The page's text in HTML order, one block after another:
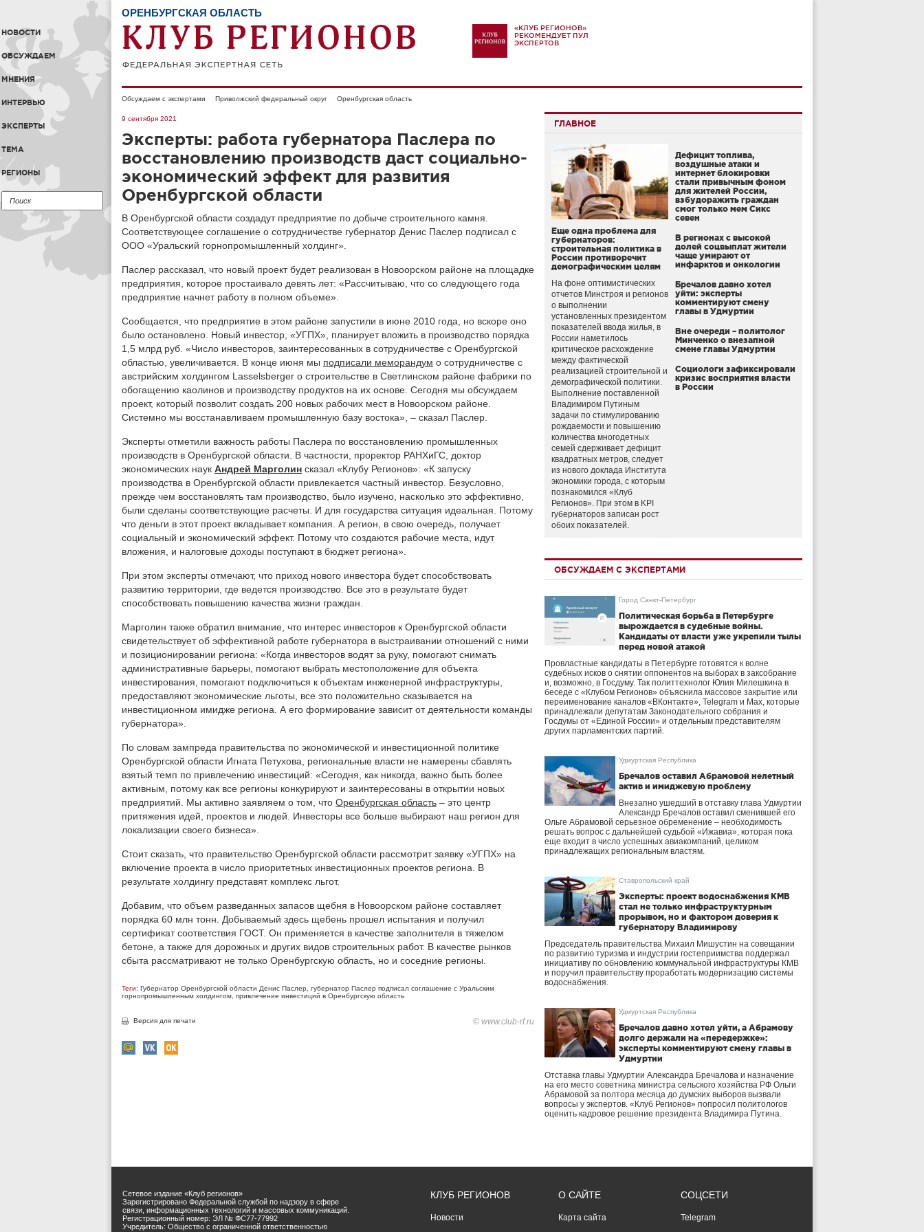
НОВОСТИ
ОБСУЖДАЕМ
МНЕНИЯ
ИНТЕРВЬЮ
ЭКСПЕРТЫ
ТЕМА
РЕГИОНЫ
ОРЕНБУРГСКАЯ ОБЛАСТЬ
«КЛУБ РЕГИОНОВ»
РЕКОМЕНДУЕТ ПУЛ
ЭКСПЕРТОВ
Обсуждаем с экспертами Приволжский федеральный округ Оренбургская область
9 сентября 2021
Эксперты: работа губернатора Паслера по
восстановлению производств даст социально-
экономический эффект для развития
Оренбургской области
В Оренбургской области создадут предприятие по добыче строительного камня.
Соответствующее соглашение о сотрудничестве губернатор Денис Паслер подписал с
ООО «Уральский горнопромышленный холдинг».
Паслер рассказал, что новый проект будет реализован в Новоорском районе на площадке
предприятия, которое простаивало девять лет: «Рассчитываю, что со следующего года
предприятие начнет работу в полном объеме».
Сообщается, что предприятие в этом районе запустили в июне 2010 года, но вскоре оно
было остановлено. Новый инвестор, «УГПХ», планирует вложить в производство порядка
1,5 млрд руб. «Число инвесторов, заинтересованных в сотрудничестве с Оренбургской
областью, увеличивается. В конце июня мы подписали меморандум о сотрудничестве с
австрийским холдингом Lasselsberger о строительстве в Светлинском районе фабрики по
обогащению каолинов и производству продуктов на их основе. Сегодня мы обсуждаем
проект, который позволит создать 200 новых рабочих мест в Новоорском районе.
Системно мы восстанавливаем промышленную базу востока», – сказал Паслер.
Эксперты отметили важность работы Паслера по восстановлению промышленных
производств в Оренбургской области. В частности, проректор РАНХиГС, доктор
экономических наук Андрей Марголин сказал «Клубу Регионов»: «К запуску
производства в Оренбургской области привлекается частный инвестор. Безусловно,
прежде чем восстановлять там производство, было изучено, насколько это эффективно,
были сделаны соответствующие расчеты. И для государства ситуация идеальная. Потому
что деньги в этот проект вкладывает компания. А регион, в свою очередь, получает
социальный и экономический эффект. Потому что создаются рабочие места, идут
вложения, и налоговые доходы поступают в бюджет региона».
При этом эксперты отмечают, что приход нового инвестора будет способствовать
развитию территории, где ведется производство. Все это в результате будет
способствовать повышению качества жизни граждан.
Марголин также обратил внимание, что интерес инвесторов к Оренбургской области
свидетельствует об эффективной работе губернатора в выстраивании отношений с ними
и позиционировании региона: «Когда инвесторов водят за руку, помогают снимать
административные барьеры, помогают выбрать местоположение для объекта
инвестирования, помогают подключиться к объектам инженерной инфраструктуры,
предоставляют экономические льготы, все это положительно сказывается на
инвестиционном имидже региона. А его формирование зависит от деятельности команды
губернатора».
По словам зампреда правительства по экономической и инвестиционной политике
Оренбургской области Игната Петухова, региональные власти не намерены сбавлять
взятый темп по привлечению инвестиций: «Сегодня, как никогда, важно быть более
активным, потому как все регионы конкурируют и заинтересованы в открытии новых
предприятий. Мы активно заявляем о том, что Оренбургская область – это центр
притяжения идей, проектов и людей. Инвесторы все больше выбирают наш регион для
локализации своего бизнеса».
Стоит сказать, что правительство Оренбургской области рассмотрит заявку «УГПХ» на
включение проекта в число приоритетных инвестиционных проектов региона. В
результате холдингу представят комплекс льгот.
Добавим, что объем разведанных запасов щебня в Новоорском районе составляет
порядка 60 млн тонн. Добываемый здесь щебень прошел испытания и получил
сертификат соответствия ГОСТ. Он применяется в качестве заполнителя в тяжелом
бетоне, а также для дорожных и других видов строительных работ. В качестве рынков
сбыта рассматривают не только Оренбургскую область, но и соседние регионы.
Теги: Губернатор Оренбургской области Денис Паслер
губернатор Паслер подписал соглашение с Уральским
горнопромышленным холдингом привлечение инвестиций в Оренбургскую область
Версия для печати © www.club-rf.ru
ГЛАВНОЕ
Еще одна проблема для
губернаторов:
строительная политика в
России противоречит
демографическим целям
На фоне оптимистических
отчетов Минстроя и регионов
о выполнении
установленных президентом
показателей ввода жилья, в
России наметилось
критическое расхождение
между фактической
реализацией строительной и
демографической политики.
Выполнение поставленной
Владимиром Путиным
задачи по стимулированию
рождаемости и повышению
количества многодетных
семей сдерживает дефицит
квадратных метров, следует
из нового доклада Института
экономики города, с которым
познакомился «Клуб
Регионов». При этом в KPI
губернаторов записан рост
обоих показателей.
Дефицит топлива,
воздушные атаки и
интернет блокировки
стали привычным фоном
для жителей России,
взбудоражить граждан
смог только мем Сикс
севен
В регионах с высокой
долей соцвыплат жители
чаще умирают от
инфарктов и онкологии
Бречалов давно хотел
уйти: эксперты
комментируют смену
главы в Удмуртии
Вне очереди – политолог
Минченко о внезапной
смене главы Удмуртии
Социологи зафиксировали
кризис восприятия власти
в России
ОБСУЖДАЕМ С ЭКСПЕРТАМИ
Город Санкт-Петербург
Политическая борьба в Петербурге
вырождается в судебные войны.
Кандидаты от власти уже укрепили тылы
перед новой атакой
Провластные кандидаты в Петербурге готовятся к волне
судебных исков о снятии оппонентов на выборах в заксобрание
и, возможно, в Госдуму. Так политтехнолог Юлия Милешкина в
беседе с «Клубом Регионов» объяснила массовое закрытие или
переименование каналов «ВКонтакте», Telegram и Max, которые
принадлежали депутатам Законодательного собрания и
Госдумы от «Единой России» и отдельным представителям
других парламентских партий.
Удмуртская Республика
Бречалов оставил Абрамовой нелетный
актив и имиджевую проблему
Внезапно ушедший в отставку глава Удмуртии
Александр Бречалов оставил сменившей его
Ольге Абрамовой серьезное обременение – необходимость
решать вопрос с дальнейшей судьбой «Ижавиа», которая пока
еще входит в число успешных авиакомпаний, целиком
принадлежащих региональным властям.
Ставропольский край
Эксперты: проект водоснабжения КМВ
стал не только инфраструктурным
прорывом, но и фактором доверия к
губернатору Владимирову
Председатель правительства Михаил Мишустин на совещании
по развитию туризма и индустрии гостеприимства поддержал
инициативу по обновлению коммунальной инфраструктуры КМВ
и поручил правительству проработать модернизацию системы
водоснабжения.
Удмуртская Республика
Бречалов давно хотел уйти, а Абрамову
долго держали на «передержке»:
эксперты комментируют смену главы в
Удмуртии
Отставка главы Удмуртии Александра Бречалова и назначение
на его место советника министра сельского хозяйства РФ Ольги
Абрамовой за полтора месяца до думских выборов вызвали
вопросы у экспертов. «Клуб Регионов» попросил политологов
оценить кадровое решение президента Владимира Путина.
Сетевое издание «Клуб регионов»
Зарегистрировано Федеральной службой по надзору в сфере
связи, информационных технологий и массовых коммуникаций.
Регистрационный номер: ЭЛ № ФС77-77992
Учредитель: Общество с ограниченной ответственностью
КЛУБ РЕГИОНОВ
Новости
О САЙТЕ
Карта сайта
СОЦСЕТИ
Telegram